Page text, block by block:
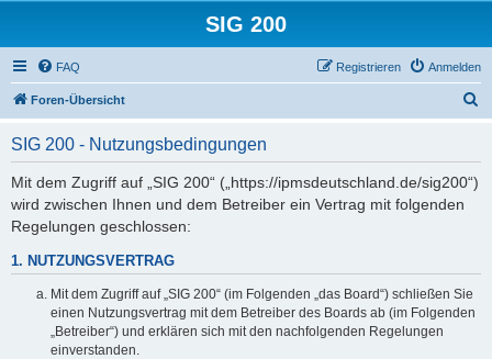
SIG 200
FAQ Anmelden
Registrieren
Foren-Übersicht
SIG 200 - Nutzungsbedingungen
Mit dem Zugriff auf „SIG 200“ („https://ipmsdeutschland.de/sig200“)
wird zwischen Ihnen und dem Betreiber ein Vertrag mit folgenden
Regelungen geschlossen:
1. NUTZUNGSVERTRAG
Mit dem Zugriff auf „SIG 200“ (im Folgenden „das Board“) schließen Sie
einen Nutzungsvertrag mit dem Betreiber des Boards ab (im Folgenden
„Betreiber“) und erklären sich mit den nachfolgenden Regelungen
einverstanden.